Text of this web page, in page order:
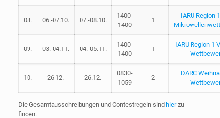
10. 26.12. 26.12.
0830-
1059
2
DARC
08. 06.-07.10. 07.-08.10.
1400-
1400
1
IARU Region
09. 03.-04.11. 04.-05.11.
1400-
1400
1
IARU Region 1
Die Gesamtausschreibungen und Contestregeln sind hierzu
finden.